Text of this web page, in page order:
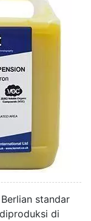
standar
di